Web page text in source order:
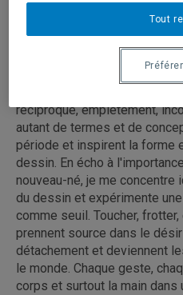
Habitée par l'expérience de
maîtrise s'est développé
l'interdépendance. Je me
réciproque, empiètement,
autant de termes et de
période et inspirent la forme
dessin. En écho à
nouveau-né, je me concentre
du dessin et expérimente
comme seuil. Toucher,
prennent source dans le
détachement et deviennent
le monde. Chaque geste,
corps et surtout la main
Tout